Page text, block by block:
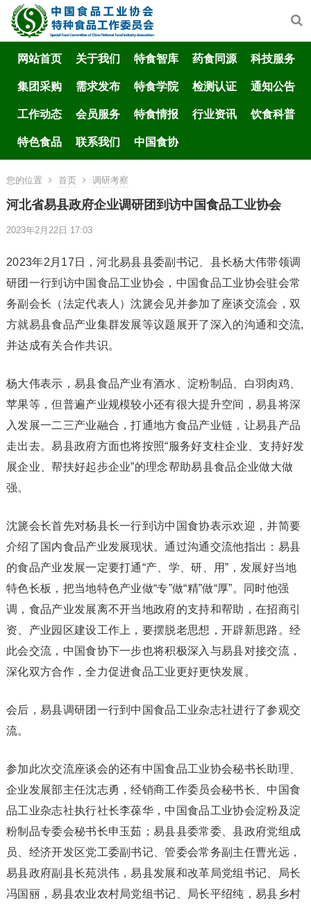
网站首页 关于我们 特食智库 药食同源 科技服务
集团采购 需求发布 特食学院 检测认证 通知公告
工作动态 会员服务 特食情报 行业资讯 饮食科普
特色食品 联系我们 中国食协
您的位置 首页 调研考察
河北省易县政府企业调研团到访中国食品工业协会
2023年2月22日 17:03
2023年2月17日，河北易县县委副书记、县长杨大伟带领调
研团一行到访中国食品工业协会，中国食品工业协会驻会常
务副会长（法定代表人）沈篪会见并参加了座谈交流会，双
方就易县食品产业集群发展等议题展开了深入的沟通和交流,
并达成有关合作共识。
杨大伟表示，易县食品产业有酒水、淀粉制品、白羽肉鸡、
苹果等，但普遍产业规模较小还有很大提升空间，易县将深
入发展一二三产业融合，打通地方食品产业链，让易县产品
走出去。易县政府方面也将按照“服务好支柱企业、支持好发
展企业、帮扶好起步企业”的理念帮助易县食品企业做大做
强。
沈篪会长首先对杨县长一行到访中国食协表示欢迎，并简要
介绍了国内食品产业发展现状。通过沟通交流他指出：易县
的食品产业发展一定要打通“产、学、研、用”，发展好当地
特色长板，把当地特色产业做“专”做“精”做“厚”。同时他强
调，食品产业发展离不开当地政府的支持和帮助，在招商引
资、产业园区建设工作上，要摆脱老思想，开辟新思路。经
此会交流，中国食协下一步也将积极深入与易县对接交流，
深化双方合作，全力促进食品工业更好更快发展。
会后，易县调研团一行到中国食品工业杂志社进行了参观交
流。
参加此次交流座谈会的还有中国食品工业协会秘书长助理、
企业发展部主任沈志勇，经销商工作委员会秘书长、中国食
品工业杂志社执行社长李葆华，中国食品工业协会淀粉及淀
粉制品专委会秘书长申玉茹；易县县委常委、县政府党组成
员、经济开发区党工委副书记、管委会常务副主任曹光远，
易县政府副县长苑洪伟，易县发展和改革局党组书记、局长
冯国丽，易县农业农村局党组书记、局长平绍纯，易县乡村